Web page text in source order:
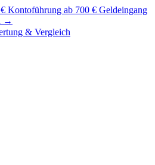
Kontoführung ab 700 € Geldeingang
→
& Vergleich